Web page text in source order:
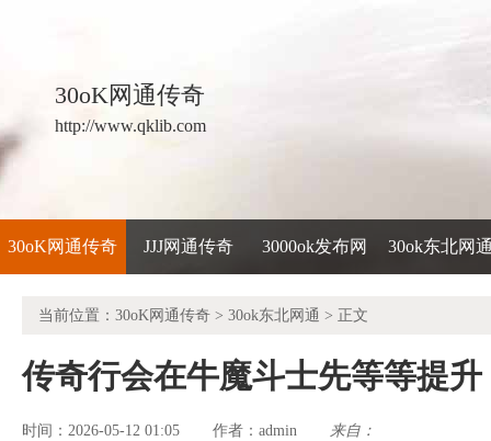
30oK网通传奇
http://www.qklib.com
30oK网通传奇 JJJ网通传奇 3000ok发布网 30ok东北网
当前位置： 30oK网通传奇 > 30ok东北网通 > 正文
传奇行会在牛魔斗士先等等提升
时间：2026-05-12 01:05 作者： admin 来自：